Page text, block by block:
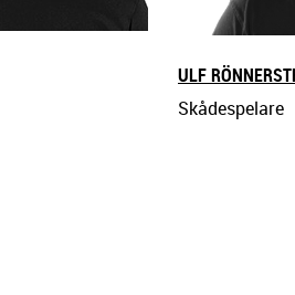
ULF
Skådespelare